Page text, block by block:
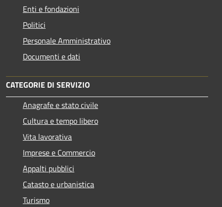
Enti e fondazioni
Politici
Personale Amministrativo
Documenti e dati
CATEGORIE DI SERVIZIO
Anagrafe e stato civile
Cultura e tempo libero
Vita lavorativa
Imprese e Commercio
Appalti pubblici
Catasto e urbanistica
Turismo